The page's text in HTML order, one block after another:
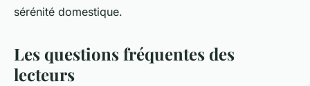
sérénité domestique.
Les questions fréquentes des
lecteurs